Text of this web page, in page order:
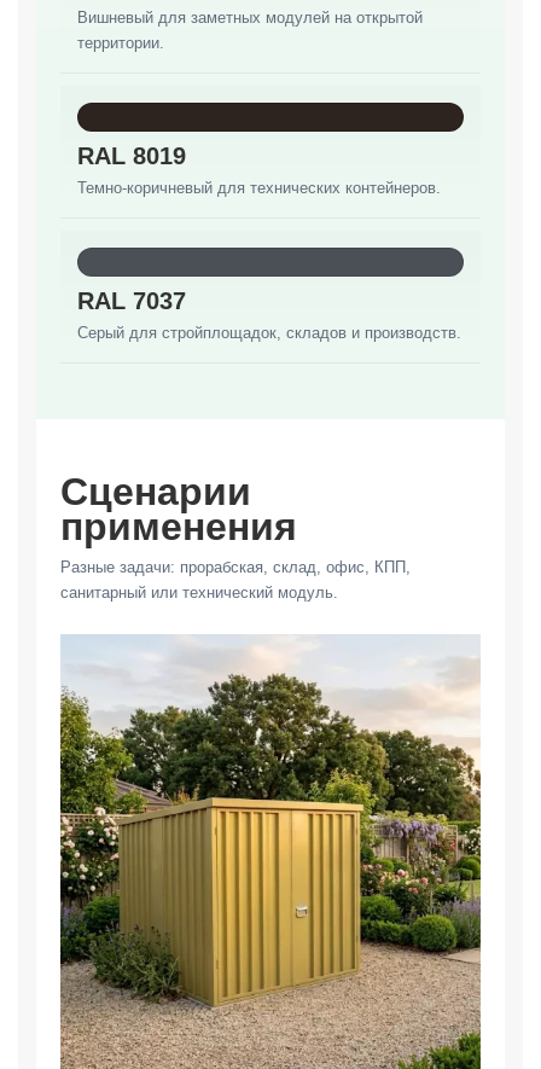
Вишневый для заметных модулей на открытой
территории.
RAL 8019
Темно-коричневый для технических контейнеров.
RAL 7037
Серый для стройплощадок, складов и производств.
Сценарии
применения
Разные задачи: прорабская, склад, офис, КПП,
санитарный или технический модуль.